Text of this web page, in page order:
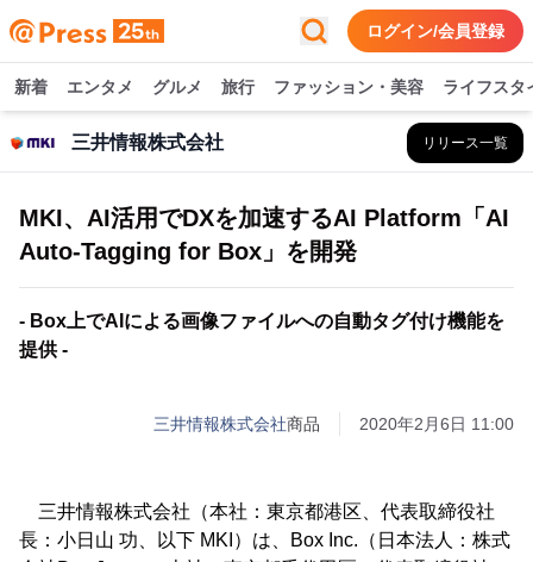
ログイン/会員登録
新着 エンタメ グルメ 旅行 ファッション・美容 ライフスタ
三井情報株式会社 リリース一覧
MKI、AI活用でDXを加速するAI Platform「AI
Auto-Tagging for Box」を開発
- Box上でAIによる画像ファイルへの自動タグ付け機能を
提供 -
三井情報株式会社商品 2020年2月6日 11:00
三井情報株式会社（本社：東京都港区、代表取締役社
長：小日山 功、以下 MKI）は、Box Inc.（日本法人：株式